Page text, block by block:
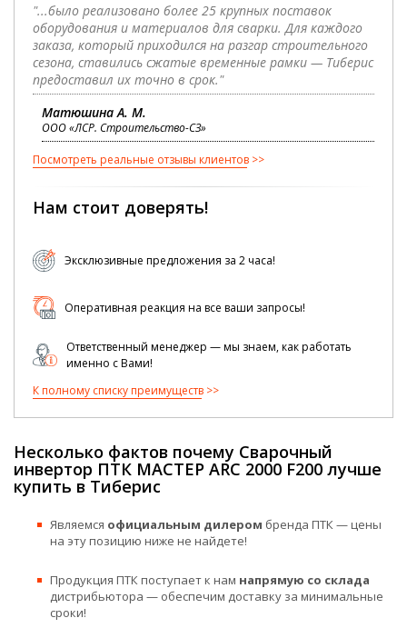
"...было реализовано более 25 крупных поставок
оборудования и материалов для сварки. Для каждого
заказа, который приходился на разгар строительного
сезона, ставились сжатые временные рамки — Тиберис
предоставил их точно в срок."
Матюшина А. М.
ООО «ЛСР. Строительство-СЗ»
Посмотреть реальные отзывы клиентов
Нам стоит доверять!
Эксклюзивные предложения за 2 часа!
Оперативная реакция на все ваши запросы!
Ответственный менеджер — мы знаем, как работать
именно с Вами!
К полному списку преимуществ
Несколько фактов почему Сварочный
инвертор ПТК МАСТЕР ARC 2000 F200 лучше
купить в Тиберис
Являемся официальным дилером бренда ПТК — цены
на эту позицию ниже не найдете!
Продукция ПТК поступает к нам напрямую со склада
дистрибьютора — обеспечим доставку за минимальные
сроки!